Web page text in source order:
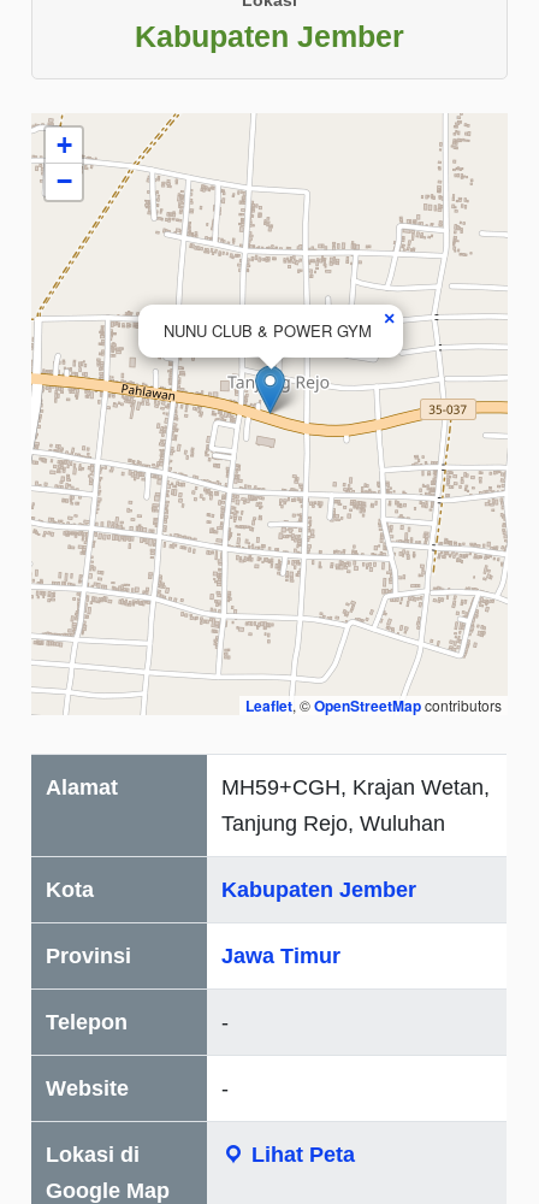
Kabupaten Jember
NUNU CLUB & POWER GYM
×
+
−
Leaflet, ©OpenStreetMapcontributors
Alamat
MH59+CGH, Krajan Wetan,
Tanjung Rejo, Wuluhan
Kota Kabupaten Jember
Provinsi Jawa Timur
Telepon -
Website -
Lokasi di
Google Map
Lihat Peta